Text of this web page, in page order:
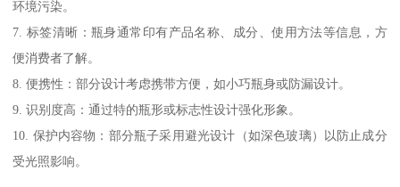
环境污染。
7. 标签清晰：瓶身通常印有产品名称、成分、使用方法等信息，方
便消费者了解。
8. 便携性：部分设计考虑携带方便，如小巧瓶身或防漏设计。
9. 识别度高：通过特的瓶形或标志性设计强化形象。
10. 保护内容物：部分瓶子采用避光设计（如深色玻璃）以防止成分
受光照影响。